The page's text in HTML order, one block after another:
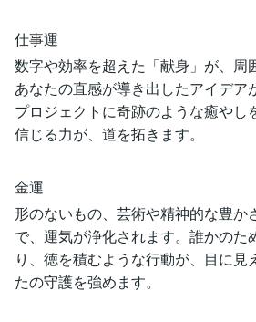
仕事運
数字や効率を超えた「献身」が、周
あなたの直感が導き出したアイデア
プロジェクトに奇跡のような癒やし
信じる力が、道を拓きます。
金運
形のないもの、芸術や精神的な豊か
で、運気が浄化されます。誰かのた
り、徳を積むような行動が、目に見
たの守護を強めます。